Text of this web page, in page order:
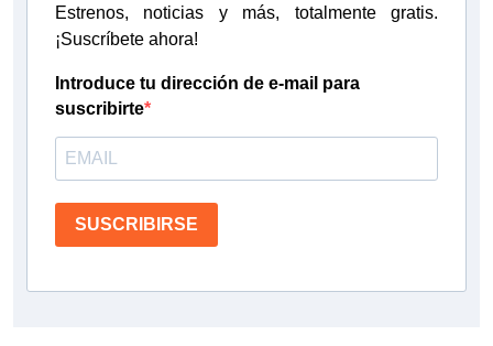
Estrenos, noticias y más, totalmente gratis.
¡Suscríbete ahora!
Introduce tu dirección de e-mail para
suscribirte
SUSCRIBIRSE